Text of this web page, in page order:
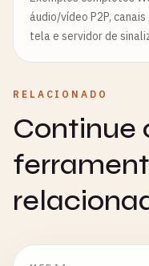
áudio/vídeo P2P,
tela e servidor de
RELACIONADO
Continue